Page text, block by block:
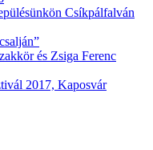
Csíkpálfalván
és Zsiga Ferenc
2017, Kaposvár